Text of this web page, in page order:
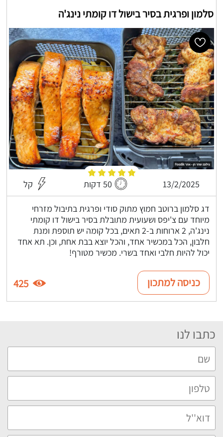
סלמון ופרגית בסיר בישול דו קומתי נינג'ה
13/2/2025 50 דקות קל
דג סלמון ברוטב חמוץ מתוק סודי ופרגית בתיבול מזרחי
מיוחד עם צ'יפס ושעועית מתובלת בסיר בישול דו קומתי
נינג'ה, 2 ארוחות ב-2 תאים, בכל קומה יש תוספת ומנת
חלבון, הכל במכשיר אחד, והכל יוצא בבת אחת, וכן. תא אחד
יכול להיות חלבי ואחד בשרי. מכשיר מטורף!
כניסה למתכון 425
כתבו לנו